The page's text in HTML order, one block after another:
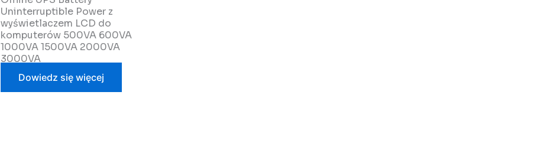
Uninterruptible Power z
wyświetlaczem LCD do
komputerów 500VA 600VA
1000VA 1500VA 2000VA
3000VA
Dowiedz się więcej